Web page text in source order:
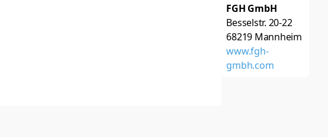
FGH GmbH
Besselstr. 20-22
68219 Mannheim
www.fgh-
gmbh.com